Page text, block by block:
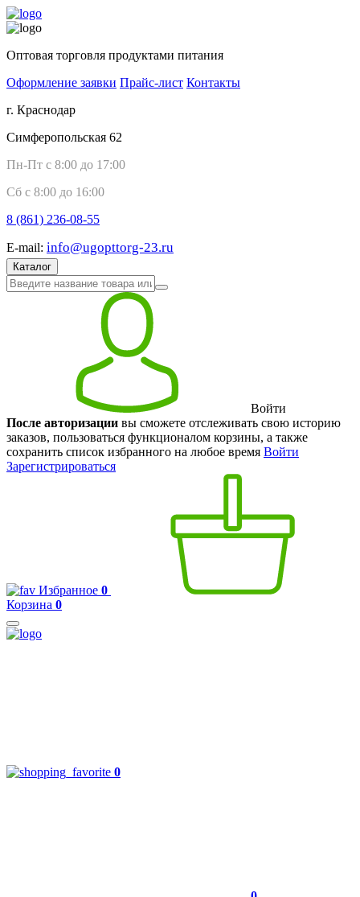
Оптовая торговля продуктами питания
Оформление заявки Прайс-лист Контакты
г. Краснодар
Симферопольская 62
Пн-Пт с 8:00 до 17:00
Сб с 8:00 до 16:00
8 (861) 236-08-55
E-mail: info@ugopttorg-23.ru
Каталог
Войти
После авторизации вы сможете отслеживать свою историю
заказов, пользоваться функционалом корзины, а также
сохранить список избранного на любое время Войти
Зарегистрироваться
Избранное 0
Корзина 0
0